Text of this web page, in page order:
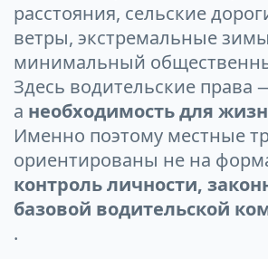
расстояния, сельские
ветры, экстремальные
минимальный
Здесь водительские права
а необходимость для
Именно поэтому местные
ориентированы не на
контроль личности,
базовой водительской
.